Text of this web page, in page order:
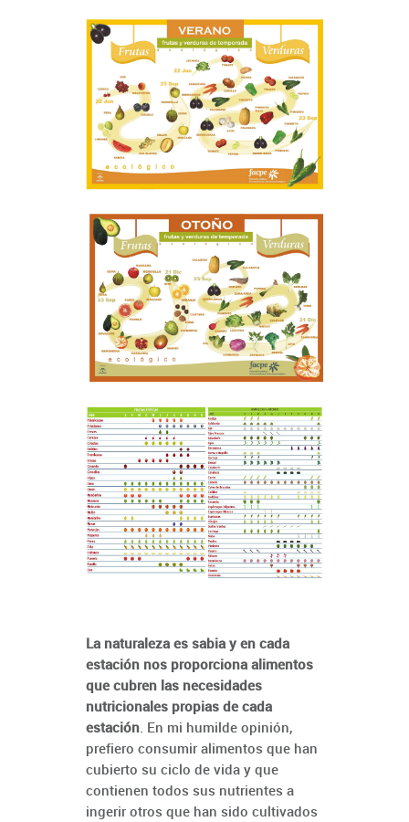
La naturaleza es sabia y en cada
estación nos proporciona alimentos
que cubren las necesidades
nutricionales propias de cada
estación. En mi humilde opinión,
prefiero consumir alimentos que han
cubierto su ciclo de vida y que
contienen todos sus nutrientes a
ingerir otros que han sido cultivados